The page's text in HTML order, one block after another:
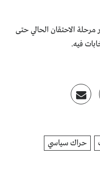
مرحلة الاحتقان الحالي حتى
حراك سياسي